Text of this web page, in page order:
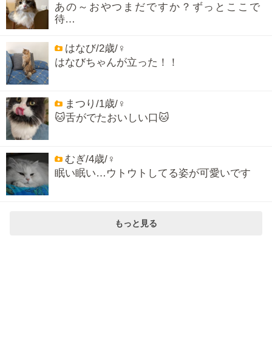
あの～おやつまだですか？ずっとここで
待…
はなび/2歳/♀
はなびちゃんが立った！！
まつり/1歳/♀
🐱舌がでたおいしい口🐱
むぎ/4歳/♀
眠い眠い…ウトウトしてる姿が可愛いです
もっと見る